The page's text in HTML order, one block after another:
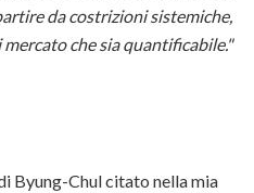
da costrizioni sistemiche,
che sia quantificabile."
Byung-Chul citato nella mia